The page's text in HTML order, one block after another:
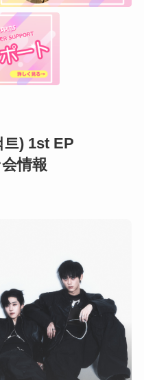
트) 1st EP
情報